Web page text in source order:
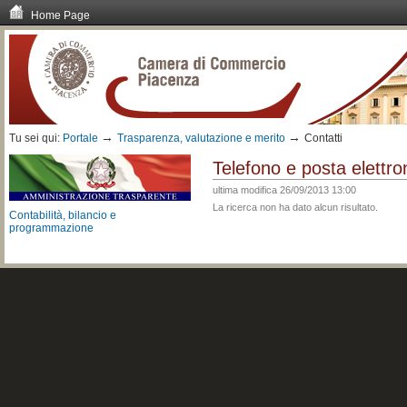
Home Page
contenuti.
Spostati
navigazione
Tu sei qui: Portale → Trasparenza, valutazione e merito → Contatti
Contabilità, bilancio e
programmazione
Telefono e posta
ultima modifica 26/09/2013 13:00
La ricerca non ha dato alcun risultato.